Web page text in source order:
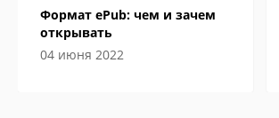
Формат ePub: чем и зачем
открывать
04 июня 2022